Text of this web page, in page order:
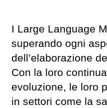
I Large Language
superando ogni
dell’elaborazione
Con la loro
evoluzione, le loro
in settori come la